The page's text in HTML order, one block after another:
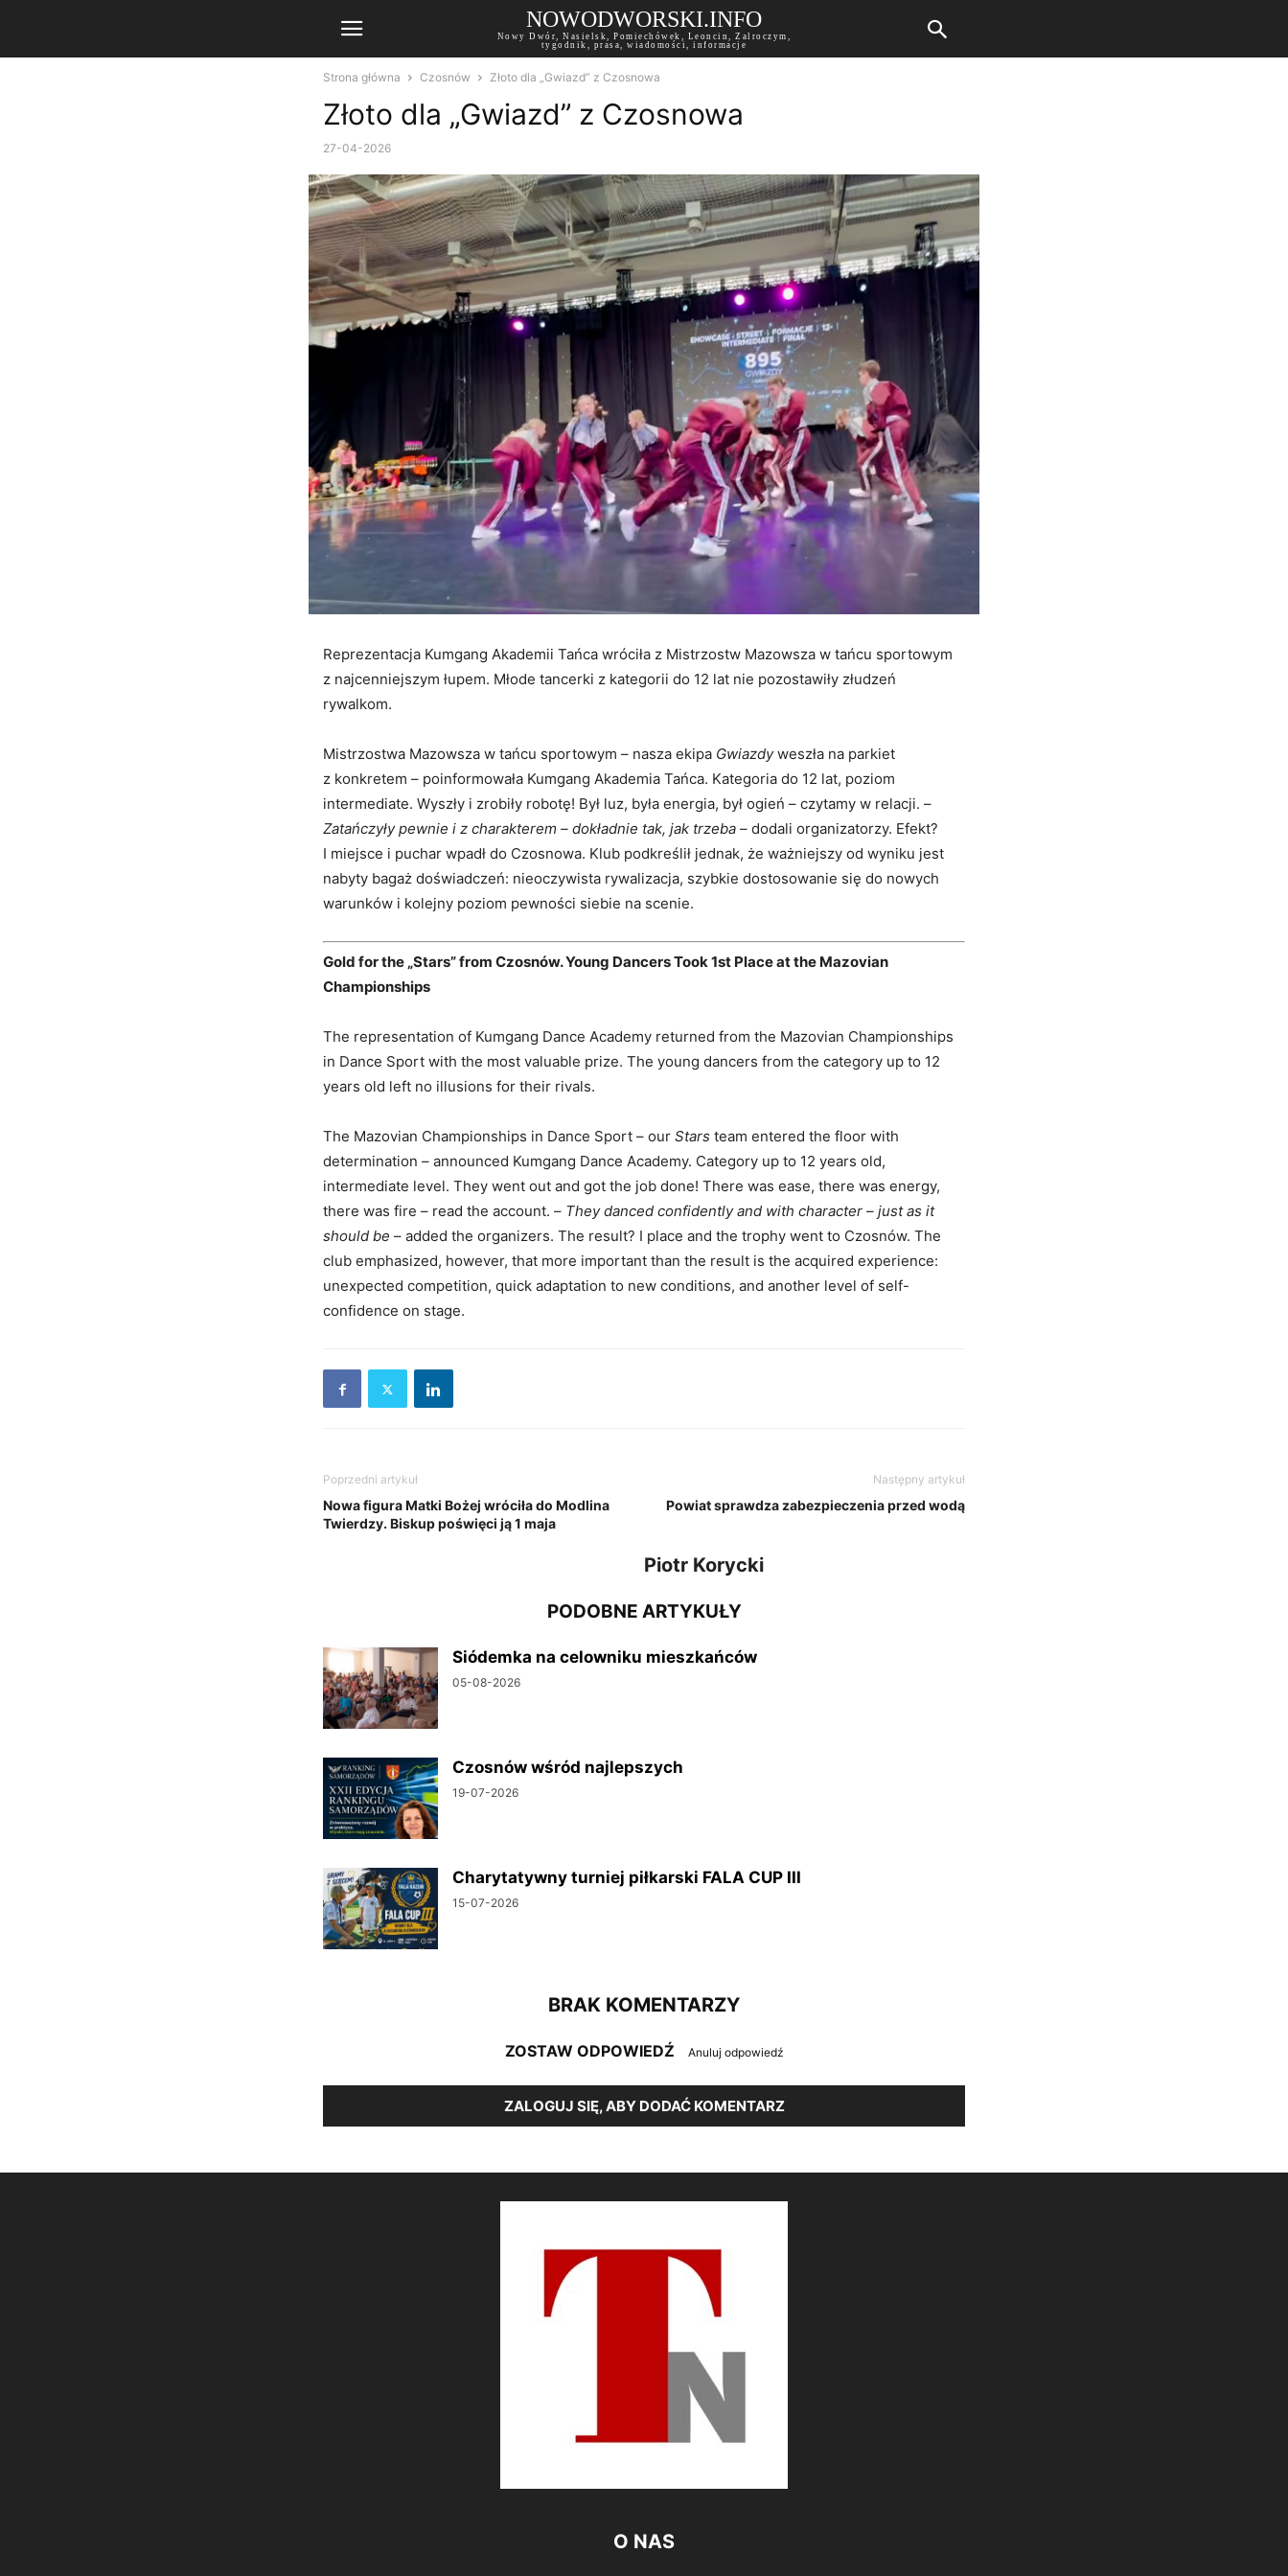
NOWODWORSKI.INFO
Nowy Dwór, Nasielsk, Pomiechówek, Leoncin, Zalroczym,
tygodnik, prasa, wiadomości, informacje
Strona główna Czosnów Złoto dla „Gwiazd” z Czosnowa
Złoto dla „Gwiazd” z Czosnowa
27-04-2026
Reprezentacja Kumgang Akademii Tańca wróciła z Mistrzostw Mazowsza w tańcu sportowym
z najcenniejszym łupem. Młode tancerki z kategorii do 12 lat nie pozostawiły złudzeń
rywalkom.
Mistrzostwa Mazowsza w tańcu sportowym – nasza ekipa Gwiazdyweszła na parkiet
z konkretem – poinformowała Kumgang Akademia Tańca. Kategoria do 12 lat, poziom
intermediate. Wyszły i zrobiły robotę! Był luz, była energia, był ogień – czytamy w relacji. –
Zatańczyły pewnie i z charakterem – dokładnie tak, jak trzeba – dodali organizatorzy. Efekt?
I miejsce i puchar wpadł do Czosnowa. Klub podkreślił jednak, że ważniejszy od wyniku jest
nabyty bagaż doświadczeń: nieoczywista rywalizacja, szybkie dostosowanie się do nowych
warunków i kolejny poziom pewności siebie na scenie.
Gold for the „Stars” from Czosnów. Young Dancers Took 1st Place at the Mazovian
Championships
The representation of Kumgang Dance Academy returned from the Mazovian Championships
in Dance Sport with the most valuable prize. The young dancers from the category up to 12
years old left no illusions for their rivals.
The Mazovian Championships in Dance Sport – our Stars team entered the floor with
determination – announced Kumgang Dance Academy. Category up to 12 years old,
intermediate level. They went out and got the job done! There was ease, there was energy,
there was fire – read the account. – They danced confidently and with character – just as it
should be – added the organizers. The result? I place and the trophy went to Czosnów. The
club emphasized, however, that more important than the result is the acquired experience:
unexpected competition, quick adaptation to new conditions, and another level of self-
confidence on stage.
Poprzedni artykuł
Nowa figura Matki Bożej wróciła do Modlina
Twierdzy. Biskup poświęci ją 1 maja
Następny artykuł
Powiat sprawdza zabezpieczenia przed wodą
Piotr Korycki
PODOBNE ARTYKUŁY
Siódemka na celowniku mieszkańców
05-08-2026
Czosnów wśród najlepszych
19-07-2026
Charytatywny turniej piłkarski FALA CUP III
15-07-2026
BRAK KOMENTARZY
ZOSTAW ODPOWIEDŹ Anuluj odpowiedź
ZALOGUJ SIĘ, ABY DODAĆ KOMENTARZ
O NAS